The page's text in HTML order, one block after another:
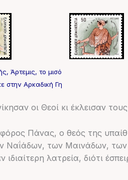
Άρτεμις, το μισό
στην Αρκαδική Γη
οι Θεοί κι έκλεισαν
Πάνας, ο θεός της
των Μαινάδων, των
λατρεία, διότι